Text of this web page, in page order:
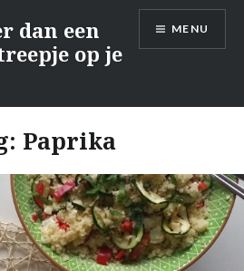
dan een
op je
MENU
Paprika